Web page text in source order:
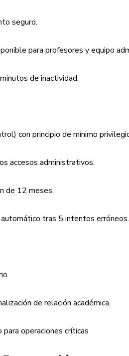
seguro.
para profesores y equipo
de inactividad.
con principio de mínimo
accesos administrativos.
de 12 meses.
tras 5 intentos erróneos.
de relación académica.
operaciones críticas